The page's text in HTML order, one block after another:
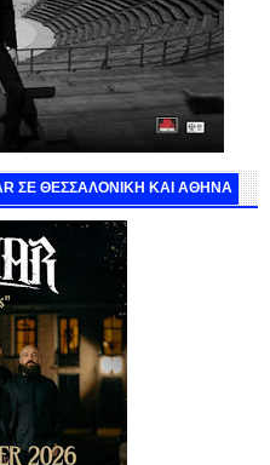
ΣΕ ΘΕΣΣΑΛΟΝΙΚΗ ΚΑΙ ΑΘΗΝΑ